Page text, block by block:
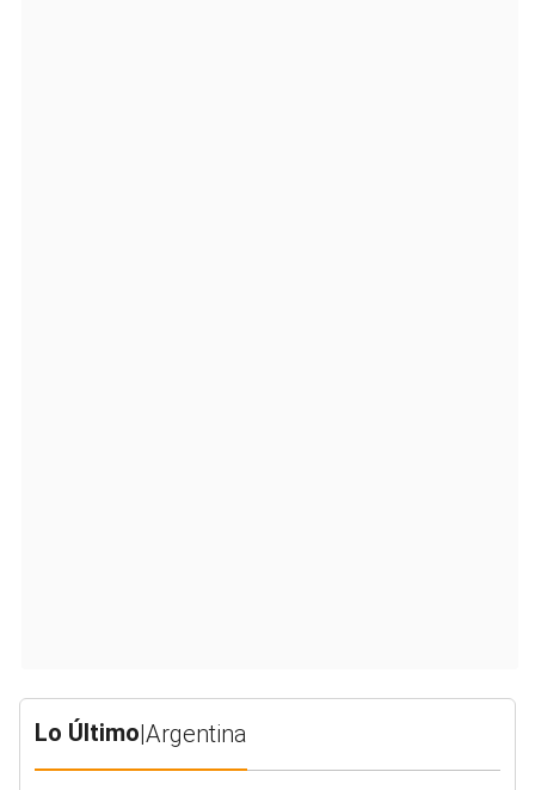
Lo Último|Argentina